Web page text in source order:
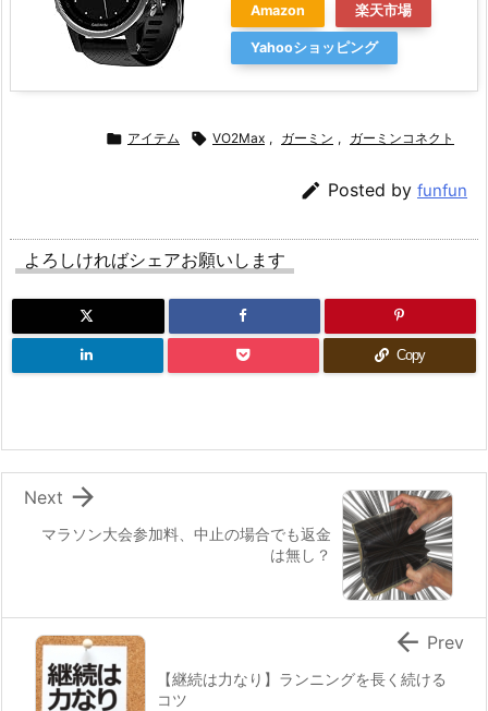
Amazon 楽天市場
Yahooショッピング
 アイテム  VO2Max , ガーミン , ガーミンコネクト
 Posted by funfun
よろしければシェアお願いします
Copy
マラソン大会参加料、中止の場合でも返金
は無し？

Next
【継続は力なり】ランニングを長く続ける
コツ
 Prev